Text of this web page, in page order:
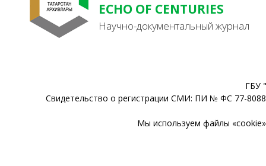
ECHO OF CENTURIES
Научно-документальный журнал
ГБУ
Свидетельство о регистрации СМИ: ПИ № ФС 77-
Мы используем файлы «cookie»